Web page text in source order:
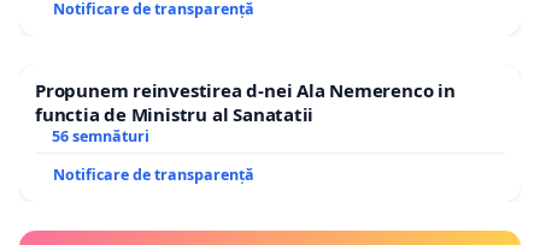
Notificare de transparență
Propunem reinvestirea d-nei Ala Nemerenco in
functia de Ministru al Sanatatii
56 semnături
Notificare de transparență